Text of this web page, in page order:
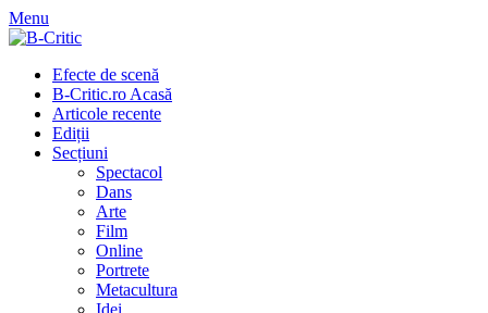
Skip
to
Menu
Primary
Menu
Efecte de scenă
B-Critic.ro Acasă
Articole recente
Ediții
Secțiuni
Spectacol
Dans
Arte
Film
Online
Portrete
Metacultura
Idei